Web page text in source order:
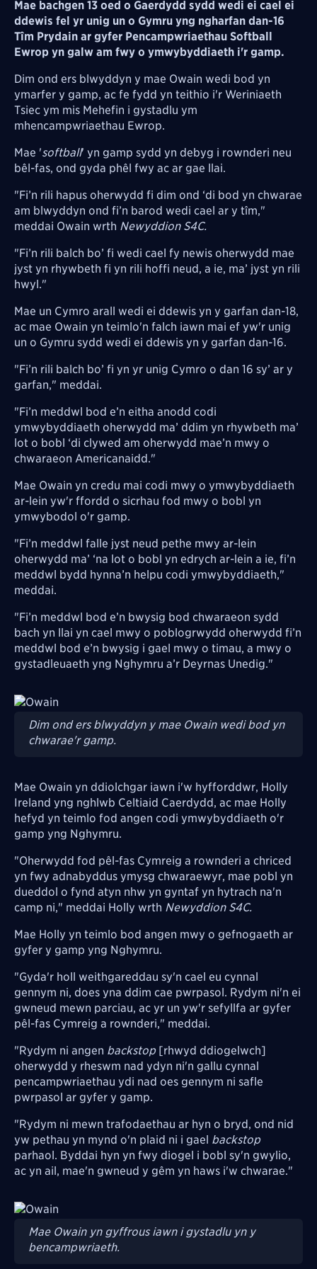
Mae bachgen 13 oed o Gaerdydd sydd wedi ei cael ei
ddewis fel yr unig un o Gymru yng ngharfan dan-16
Tîm Prydain ar gyfer Pencampwriaethau Softball
Ewrop yn galw am fwy o ymwybyddiaeth i'r gamp.
Dim ond ers blwyddyn y mae Owain wedi bod yn
ymarfer y gamp, ac fe fydd yn teithio i'r Weriniaeth
Tsiec ym mis Mehefin i gystadlu ym
mhencampwriaethau Ewrop.
Mae 'softball' yn gamp sydd yn debyg i rownderi neu
bêl-fas, ond gyda phêl fwy ac ar gae llai.
"Fi’n rili hapus oherwydd fi dim ond ‘di bod yn chwarae
am blwyddyn ond fi’n barod wedi cael ar y tîm,"
meddai Owain wrth Newyddion S4C.
"Fi’n rili balch bo’ fi wedi cael fy newis oherwydd mae
jyst yn rhywbeth fi yn rili hoffi neud, a ie, ma’ jyst yn rili
hwyl."
Mae un Cymro arall wedi ei ddewis yn y garfan dan-18,
ac mae Owain yn teimlo'n falch iawn mai ef yw'r unig
un o Gymru sydd wedi ei ddewis yn y garfan dan-16.
"Fi’n rili balch bo’ fi yn yr unig Cymro o dan 16 sy’ ar y
garfan," meddai.
"Fi’n meddwl bod e’n eitha anodd codi
ymwybyddiaeth oherwydd ma’ ddim yn rhywbeth ma’
lot o bobl ‘di clywed am oherwydd mae’n mwy o
chwaraeon Americanaidd."
Mae Owain yn credu mai codi mwy o ymwybyddiaeth
ar-lein yw'r ffordd o sicrhau fod mwy o bobl yn
ymwybodol o'r gamp.
"Fi’n meddwl falle jyst neud pethe mwy ar-lein
oherwydd ma’ ‘na lot o bobl yn edrych ar-lein a ie, fi’n
meddwl bydd hynna’n helpu codi ymwybyddiaeth,"
meddai.
"Fi’n meddwl bod e’n bwysig bod chwaraeon sydd
bach yn llai yn cael mwy o poblogrwydd oherwydd fi’n
meddwl bod e’n bwysig i gael mwy o timau, a mwy o
gystadleuaeth yng Nghymru a’r Deyrnas Unedig."
Image
Dim ond ers blwyddyn y mae Owain wedi bod yn
chwarae'r gamp.
Mae Owain yn ddiolchgar iawn i'w hyfforddwr, Holly
Ireland yng nghlwb Celtiaid Caerdydd, ac mae Holly
hefyd yn teimlo fod angen codi ymwybyddiaeth o'r
gamp yng Nghymru.
"Oherwydd fod pêl-fas Cymreig a rownderi a chriced
yn fwy adnabyddus ymysg chwaraewyr, mae pobl yn
dueddol o fynd atyn nhw yn gyntaf yn hytrach na'n
camp ni," meddai Holly wrth Newyddion S4C.
Mae Holly yn teimlo bod angen mwy o gefnogaeth ar
gyfer y gamp yng Nghymru.
"Gyda'r holl weithgareddau sy'n cael eu cynnal
gennym ni, does yna ddim cae pwrpasol. Rydym ni'n ei
gwneud mewn parciau, ac yr un yw'r sefyllfa ar gyfer
pêl-fas Cymreig a rownderi," meddai.
"Rydym ni angen backstop [rhwyd ddiogelwch]
oherwydd y rheswm nad ydyn ni'n gallu cynnal
pencampwriaethau ydi nad oes gennym ni safle
pwrpasol ar gyfer y gamp.
"Rydym ni mewn trafodaethau ar hyn o bryd, ond nid
yw pethau yn mynd o'n plaid ni i gael backstop
parhaol. Byddai hyn yn fwy diogel i bobl sy'n gwylio,
ac yn ail, mae'n gwneud y gêm yn haws i'w chwarae."
Image
Mae Owain yn gyffrous iawn i gystadlu yn y
bencampwriaeth.